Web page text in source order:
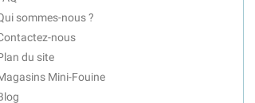
sommes-nous ?
nous
du site
Mini-Fouine